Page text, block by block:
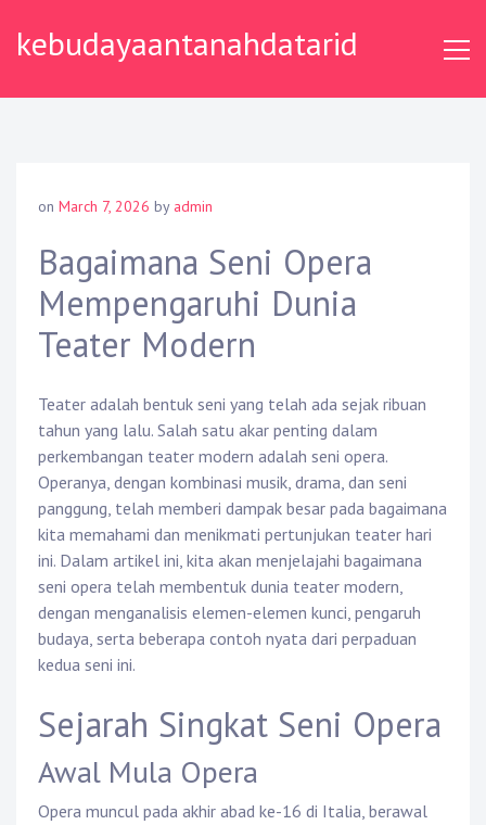
kebudayaantanahdatarid
on March 7, 2026 by admin
Bagaimana Seni Opera
Mempengaruhi Dunia
Teater Modern
Teater adalah bentuk seni yang telah ada sejak ribuan
tahun yang lalu. Salah satu akar penting dalam
perkembangan teater modern adalah seni opera.
Operanya, dengan kombinasi musik, drama, dan seni
panggung, telah memberi dampak besar pada bagaimana
kita memahami dan menikmati pertunjukan teater hari
ini. Dalam artikel ini, kita akan menjelajahi bagaimana
seni opera telah membentuk dunia teater modern,
dengan menganalisis elemen-elemen kunci, pengaruh
budaya, serta beberapa contoh nyata dari perpaduan
kedua seni ini.
Sejarah Singkat Seni Opera
Awal Mula Opera
Opera muncul pada akhir abad ke-16 di Italia, berawal